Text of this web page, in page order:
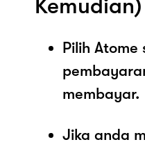
Kemudian)
Pilih Atome
membayar.
Jika anda